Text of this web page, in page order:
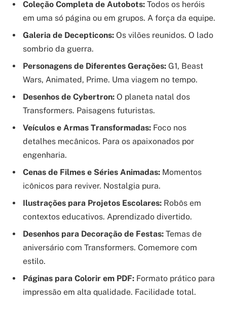
Coleção Completa de Autobots: Todos os heróis
em uma só página ou em grupos. A força da equipe.
Galeria de Decepticons: Os vilões reunidos. O lado
sombrio da guerra.
Personagens de Diferentes Gerações: G1, Beast
Wars, Animated, Prime. Uma viagem no tempo.
Desenhos de Cybertron: O planeta natal dos
Transformers. Paisagens futuristas.
Veículos e Armas Transformadas: Foco nos
detalhes mecânicos. Para os apaixonados por
engenharia.
Cenas de Filmes e Séries Animadas: Momentos
icônicos para reviver. Nostalgia pura.
Ilustrações para Projetos Escolares: Robôs em
contextos educativos. Aprendizado divertido.
Desenhos para Decoração de Festas: Temas de
aniversário com Transformers. Comemore com
estilo.
Páginas para Colorir em PDF: Formato prático para
impressão em alta qualidade. Facilidade total.